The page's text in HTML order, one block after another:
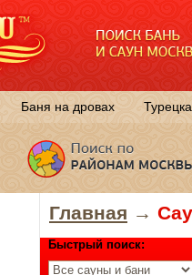
Баня на дровах
Главная →
Быстрый поиск: